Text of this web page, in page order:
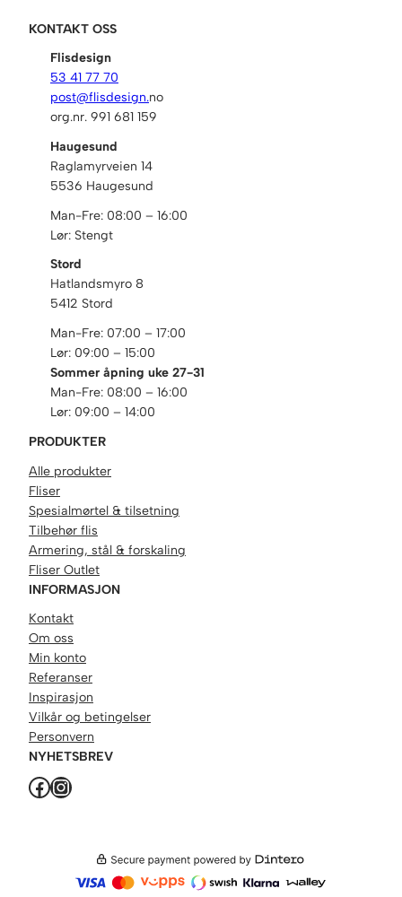
KONTAKT OSS
Flisdesign
53 41 77 70
post@flisdesign.no
org.nr. 991 681 159
Haugesund
Raglamyrveien 14
5536 Haugesund
Man-Fre: 08:00 – 16:00
Lør: Stengt
Stord
Hatlandsmyro 8
5412 Stord
Man-Fre: 07:00 – 17:00
Lør: 09:00 – 15:00
Sommer åpning uke 27-31
Man-Fre: 08:00 – 16:00
Lør: 09:00 – 14:00
PRODUKTER
Alle produkter
Fliser
Spesialmørtel & tilsetning
Tilbehør flis
Armering, stål & forskaling
Fliser Outlet
INFORMASJON
Kontakt
Om oss
Min konto
Referanser
Inspirasjon
Vilkår og betingelser
Personvern
NYHETSBREV
Facebook Instagram